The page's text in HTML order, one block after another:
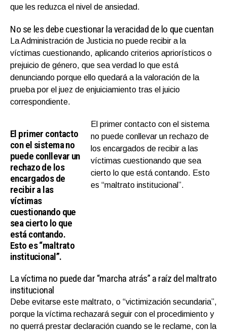
que les reduzca el nivel de ansiedad.
No se les debe cuestionar la veracidad de lo que cuentan
La Administración de Justicia no puede recibir a la
víctimas cuestionando, aplicando criterios apriorísticos o
prejuicio de género, que sea verdad lo que está
denunciando porque ello quedará a la valoración de la
prueba por el juez de enjuiciamiento tras el juicio
correspondiente.
El primer contacto
con el sistema no
puede conllevar un
rechazo de los
encargados de
recibir a las
víctimas
cuestionando que
sea cierto lo que
está contando.
Esto es “maltrato
institucional”.
El primer contacto con el sistema
no puede conllevar un rechazo de
los encargados de recibir a las
víctimas cuestionando que sea
cierto lo que está contando. Esto
es “maltrato institucional”.
La víctima no puede dar “marcha atrás” a raíz del maltrato
institucional
Debe evitarse este maltrato, o “victimización secundaria”,
porque la víctima rechazará seguir con el procedimiento y
no querrá prestar declaración cuando se le reclame, con la